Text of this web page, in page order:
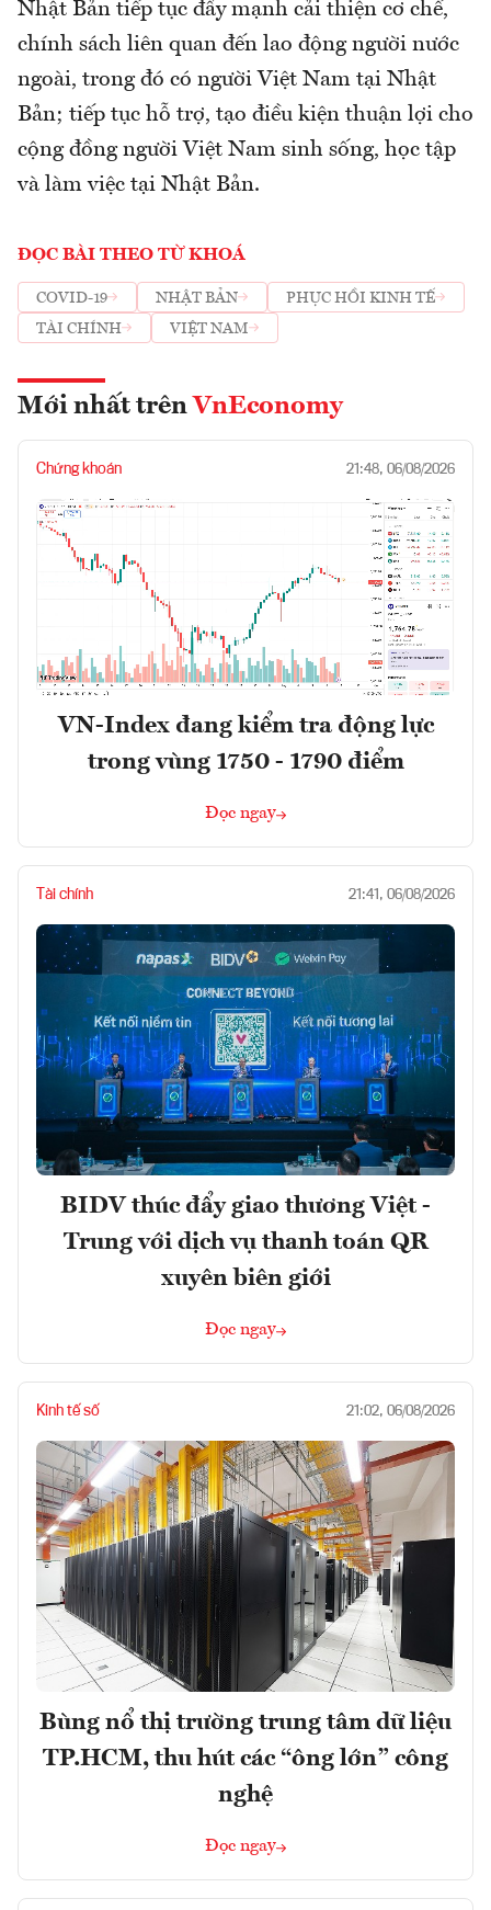
Nhật Bản tiếp tục đẩy mạnh cải thiện cơ chế,
chính sách liên quan đến lao động người nước
ngoài, trong đó có người Việt Nam tại Nhật
Bản; tiếp tục hỗ trợ, tạo điều kiện thuận lợi cho
cộng đồng người Việt Nam sinh sống, học tập
và làm việc tại Nhật Bản.
ĐỌC BÀI THEO TỪ KHOÁ
COVID-19 NHẬT BẢN
PHỤC HỒI KINH TẾ
TÀI CHÍNH
VIỆT NAM
Mới nhất trên VnEconomy
Chứng khoán 21:48, 06/08/2026
VN-Index đang kiểm tra động lực
trong vùng 1750 - 1790 điểm
Đọc ngay
Tài chính 21:41, 06/08/2026
BIDV thúc đẩy giao thương Việt -
Trung với dịch vụ thanh toán QR
xuyên biên giới
Đọc ngay
Kinh tế số 21:02, 06/08/2026
Bùng nổ thị trường trung tâm dữ liệu
TP.HCM, thu hút các “ông lớn” công
nghệ
Đọc ngay